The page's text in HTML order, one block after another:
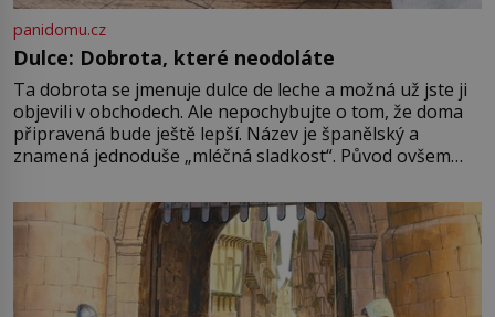
panidomu.cz
Dulce: Dobrota, které neodoláte
Ta dobrota se jmenuje dulce de leche a možná už jste ji
objevili v obchodech. Ale nepochybujte o tom, že doma
připravená bude ještě lepší. Název je španělský a
znamená jednoduše „mléčná sladkost“. Původ ovšem
pře hned několik latinskoamerických zemí a k tomu
Francie, kde se traduje,